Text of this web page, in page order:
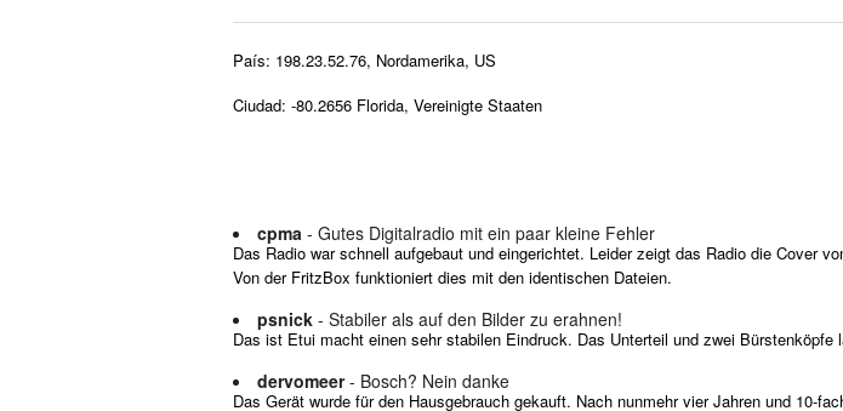
País: 198.23.52.76, Nordamerika, US
Ciudad: -80.2656 Florida, Vereinigte Staaten
cpma - Gutes Digitalradio mit ein paar kleine Fehler
Das Radio war schnell aufgebaut und eingerichtet. Leider zeigt das Radio die Cover
Von der FritzBox funktioniert dies mit den identischen Dateien.
psnick - Stabiler als auf den Bilder zu erahnen!
Das ist Etui macht einen sehr stabilen Eindruck. Das Unterteil und zwei
dervomeer- Bosch? Nein danke
Das Gerät wurde für den Hausgebrauch gekauft. Nach nunmehr vier Jahren und 10-